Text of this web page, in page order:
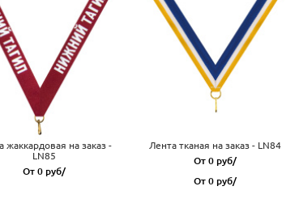
жаккардовая на заказ -
LN85
От 0 руб/
Лента тканая на заказ - LN84
От 0 руб/
От 0 руб/